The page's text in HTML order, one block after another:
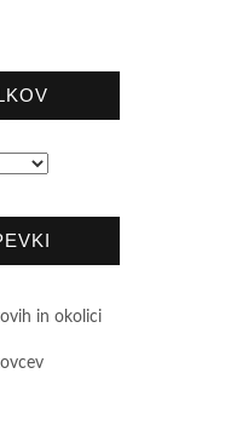
in okolici